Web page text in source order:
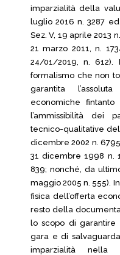
imparzialità della
luglio 2016 n. 3287
Sez. V, 19 aprile 2013
21 marzo 2011, n.
24/01/2019, n. 612).
formalismo che non
garantita
economiche
l’ammissibilità dei
tecnico-qualitative
dicembre 2002 n.
31 dicembre 1998 n.
839; nonché, da
maggio 2005 n. 555).
fisica dell’offerta
resto della
lo scopo di garantire
gara e di
imparzialità